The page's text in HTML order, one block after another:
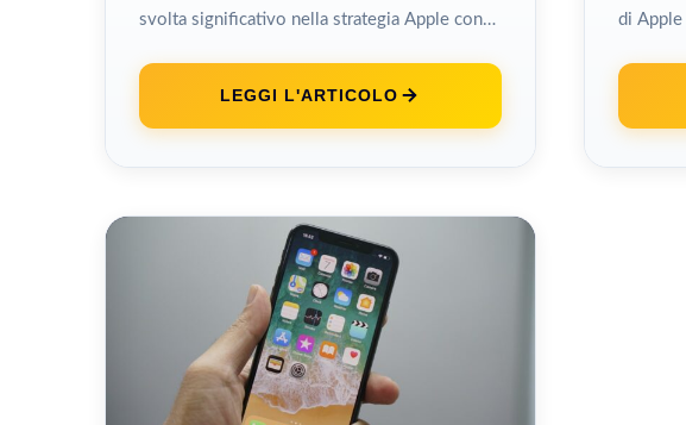
svolta significativo nella strategia Apple con
LEGGI L'ARTICOLO
di Apple